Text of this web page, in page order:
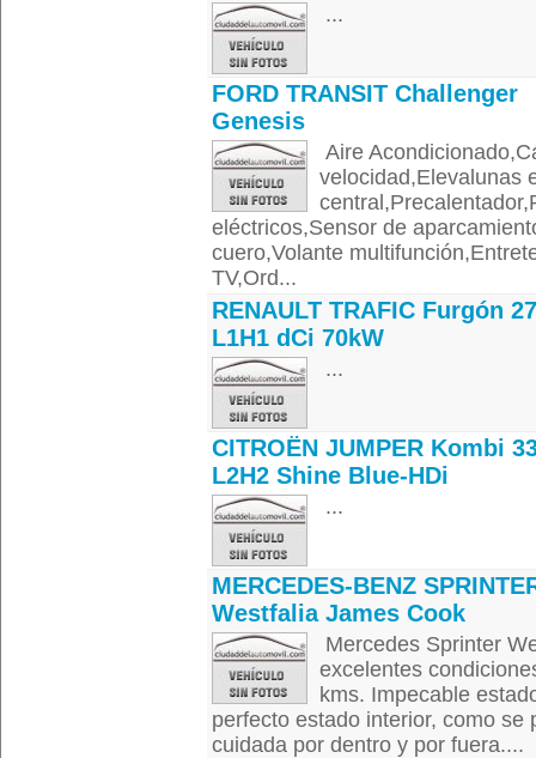
...
FORD TRANSIT Challenger
Genesis
Aire
velocidad,Elevalunas
eléctricos,Sensor de
cuero,Volante
TV,Ord...
RENAULT TRAFIC Furgón 27
L1H1 dCi 70kW
...
CITROËN JUMPER Kombi
L2H2 Shine Blue-HDi
...
MERCEDES-BENZ
Westfalia James Cook
Mercedes Sprinter
excelentes
kms. Impecable
perfecto estado interior, como
cuidada por dentro y por fuera....